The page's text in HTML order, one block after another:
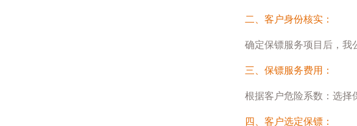
二、客户身份核实：
确定保镖服务项目后，我
三、保镖服务费用：
根据客户危险系数：选择
四、客户选定保镖：